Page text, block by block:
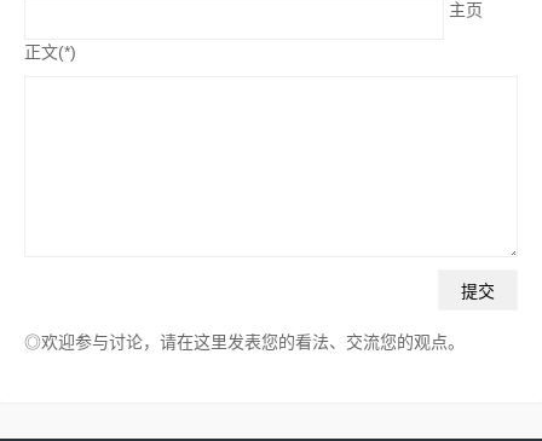
主页
正文(*)
◎欢迎参与讨论，请在这里发表您的看法、交流您的观点。